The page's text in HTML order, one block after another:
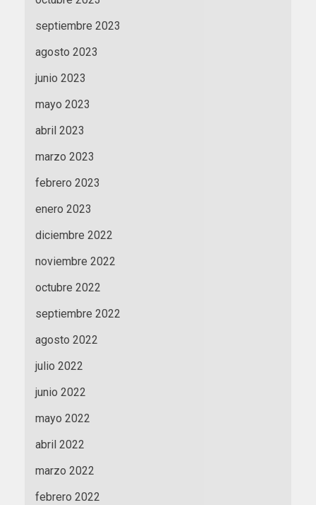
septiembre 2023
agosto 2023
junio 2023
mayo 2023
abril 2023
marzo 2023
febrero 2023
enero 2023
diciembre 2022
noviembre 2022
octubre 2022
septiembre 2022
agosto 2022
julio 2022
junio 2022
mayo 2022
abril 2022
marzo 2022
febrero 2022